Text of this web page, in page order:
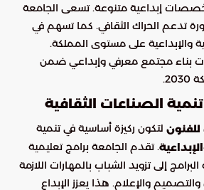
إبداعية متنوعة. تسعى الجامعة
تدعم الحراك الثقافي. كما تسهم في
والإبداعية على مستوى المملكة.
بناء مجتمع معرفي وإبداعي ضمن
الصناعات الثقافية
لتكون ركيزة أساسية في تنمية
. تقدم الجامعة برامج تعليمية
إلى تزويد الشباب بالمهارات اللازمة
والتصميم والإعلام. هذا يعزز الإبداع